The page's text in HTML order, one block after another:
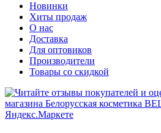
Новинки
Хиты продаж
О нас
Доставка
Для оптовиков
Производители
Товары со скидкой